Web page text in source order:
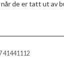
de er tatt ut av
41441112